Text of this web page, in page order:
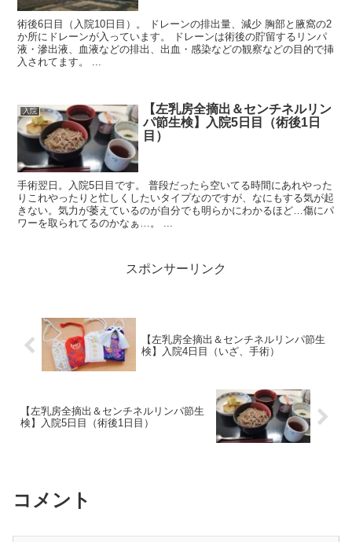
術後6日目（入院10日目）。 ドレーンの排出量、減少 胸部と腋窩の2
か所にドレーンが入っています。 ドレーンは術後の貯留するリンパ
液・滲出液、血液などの排出、出血・感染などの観察などの目的で挿
入されてます。 ...
入院
【左乳房全摘出＆センチネルリン
パ節生検】入院5日目（術後1日
目）
手術翌日。入院5日目です。 普段だったら空いてる時間にあれやった
りこれやったりと忙しくしたいタイプなのですが、なにもする気が起
きない。気力が萎えているのが自分でも明らかにわかるほど…傷にパ
ワーを取られてるのかなぁ…。 ...
スポンサーリンク
【左乳房全摘出＆センチネルリンパ節生
検】入院4日目（いざ、手術）
【左乳房全摘出＆センチネルリンパ節生
検】入院5日目（術後1日目）
コメント